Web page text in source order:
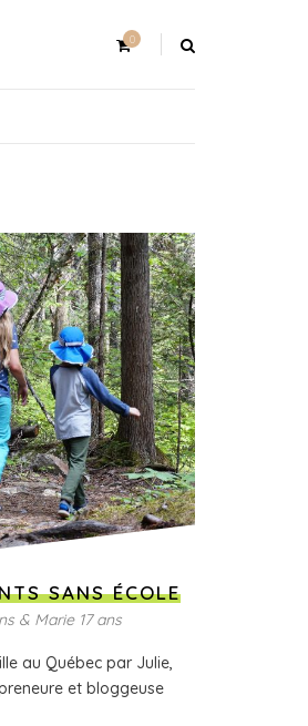
0
SANS ÉCOLE
& Marie 17 ans
au Québec par Julie,
et bloggeuse